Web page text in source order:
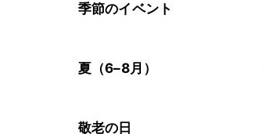
季節のイベント
夏（6–8月）
敬老の日